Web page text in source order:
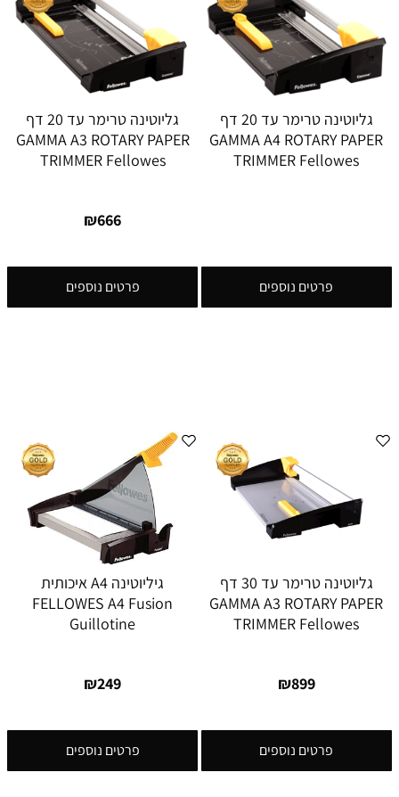
גליוטינה טרימר עד 20 דף
GAMMA A4 ROTARY PAPER
TRIMMER Fellowes
פרטים נוספים
גליוטינה טרימר עד 20 דף
GAMMA A3 ROTARY PAPER
TRIMMER Fellowes
₪666
פרטים נוספים
גליוטינה טרימר עד 30 דף
GAMMA A3 ROTARY PAPER
TRIMMER Fellowes
₪899
פרטים נוספים
גיליוטינה A4 איכותית
FELLOWES A4 Fusion
Guillotine
₪249
פרטים נוספים